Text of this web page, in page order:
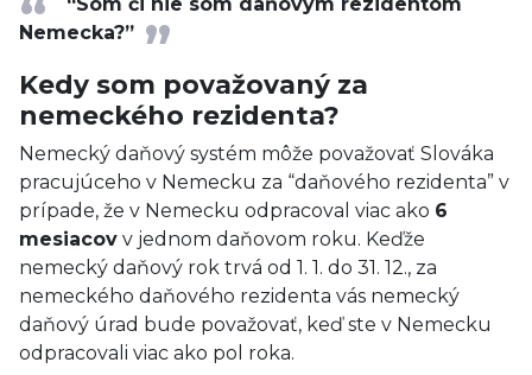
Nemecka?”
Kedy som považovaný za
nemeckého rezidenta?
Nemecký daňový systém môže považovať Slováka
pracujúceho v Nemecku za “daňového rezidenta” v
prípade, že v Nemecku odpracoval viac ako 6
mesiacov v jednom daňovom roku. Keďže
nemecký daňový rok trvá od 1. 1. do 31. 12., za
nemeckého daňového rezidenta vás nemecký
daňový úrad bude považovať, keď ste v Nemecku
odpracovali viac ako pol roka.